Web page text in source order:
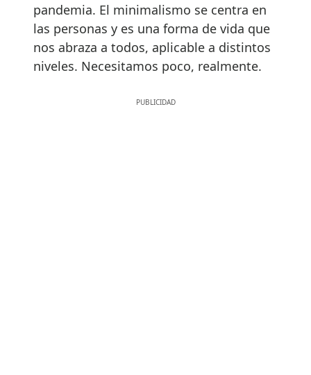
pandemia. El minimalismo se centra en
las personas y es una forma de vida que
nos abraza a todos, aplicable a distintos
niveles. Necesitamos poco, realmente.